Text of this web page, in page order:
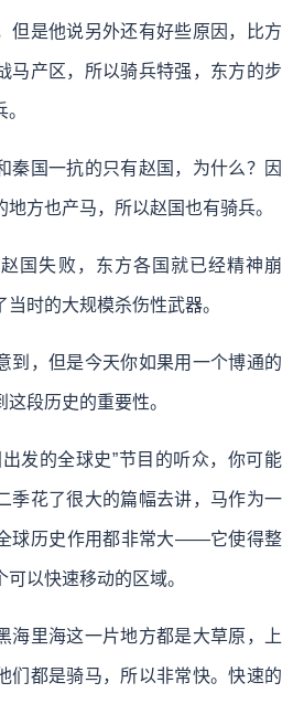
但是他说另外还有好些原因，比方
马产区，所以骑兵特强，东方的步
秦国一抗的只有赵国，为什么？因
方也产马，所以赵国也有骑兵。
国失败，东方各国就已经精神崩
时的大规模杀伤性武器。
到，但是今天你如果用一个博通的
段历史的重要性。
发的全球史”节目的听众，你可能
季花了很大的篇幅去讲，马作为一
球历史作用都非常大——它使得整
以快速移动的区域。
海里海这一片地方都是大草原，上
们都是骑马，所以非常快。快速的